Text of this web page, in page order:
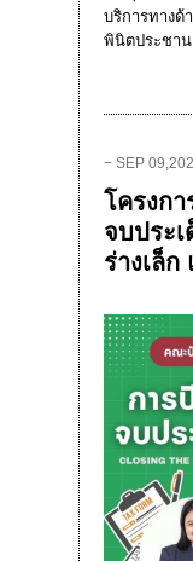
บริการทาง
พินิตประชาน
− SEP
โครงก
จบประ
ร่างเล็